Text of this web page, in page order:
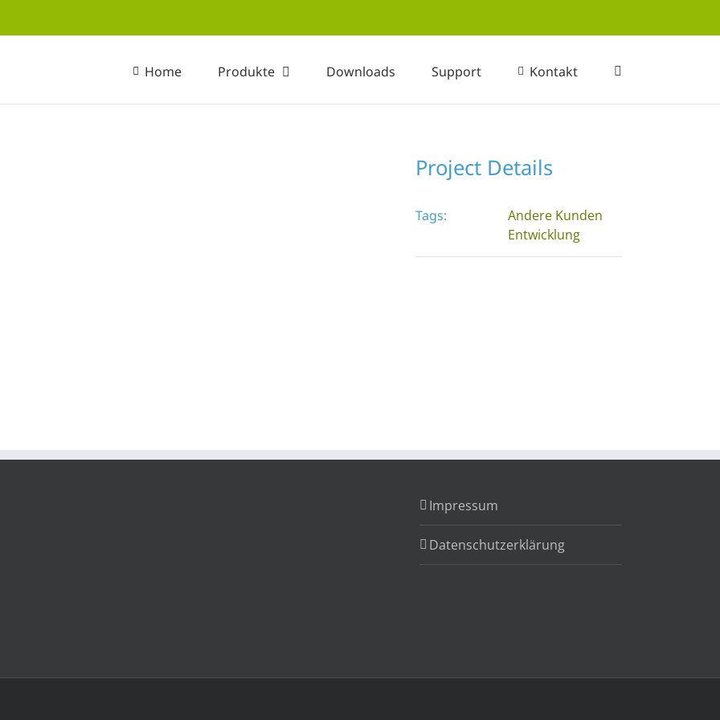
Home Produkte Downloads Support Kontakt
Project Details
Tags:
Andere Kunden
Entwicklung
Impressum
Datenschutzerklärung